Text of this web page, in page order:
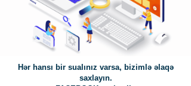
Hər hansı bir sualınız varsa, bizimlə əlaqə
saxlayın.